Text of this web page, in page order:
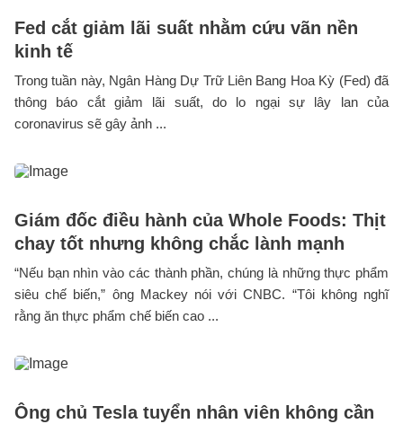
Fed cắt giảm lãi suất nhằm cứu vãn nền
kinh tế
Trong tuần này, Ngân Hàng Dự Trữ Liên Bang Hoa Kỳ (Fed) đã
thông báo cắt giảm lãi suất, do lo ngại sự lây lan của
coronavirus sẽ gây ảnh ...
Giám đốc điều hành của Whole Foods: Thịt
chay tốt nhưng không chắc lành mạnh
“Nếu bạn nhìn vào các thành phần, chúng là những thực phẩm
siêu chế biến,” ông Mackey nói với CNBC. “Tôi không nghĩ
rằng ăn thực phẩm chế biến cao ...
Ông chủ Tesla tuyển nhân viên không cần